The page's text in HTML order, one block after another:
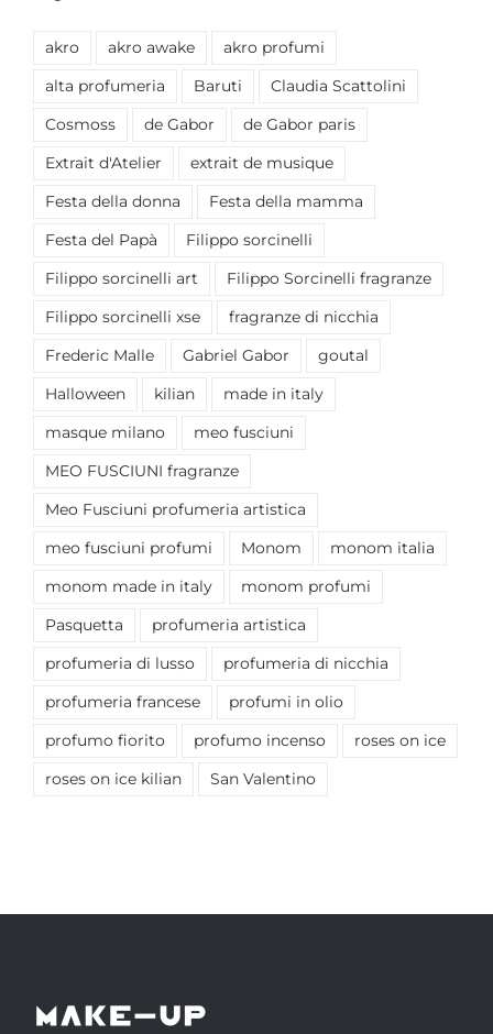
akro akro awake akro profumi
alta profumeria Baruti Claudia Scattolini
Cosmoss de Gabor de Gabor paris
Extrait d'Atelier extrait de musique
Festa della donna Festa della mamma
Festa del Papà Filippo sorcinelli
Filippo sorcinelli art Filippo Sorcinelli fragranze
Filippo sorcinelli xse fragranze di nicchia
Frederic Malle Gabriel Gabor goutal
Halloween kilian made in italy
masque milano meo fusciuni
MEO FUSCIUNI fragranze
Meo Fusciuni profumeria artistica
meo fusciuni profumi Monom monom italia
monom made in italy monom profumi
Pasquetta profumeria artistica
profumeria di lusso profumeria di nicchia
profumeria francese profumi in olio
profumo fiorito profumo incenso roses on ice
roses on ice kilian San Valentino